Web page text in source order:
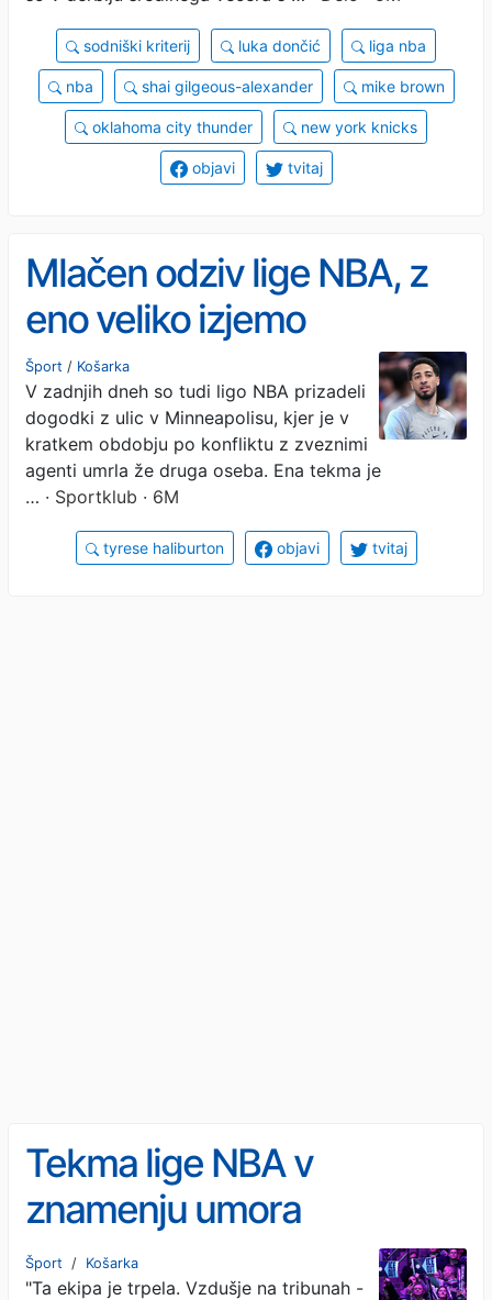
sodniški kriterij luka dončić liga nba
nba shai gilgeous-alexander mike brown
oklahoma city thunder new york knicks
objavi tvitaj
Mlačen odziv lige NBA, z
eno veliko izjemo
Šport / Košarka
V zadnjih dneh so tudi ligo NBA prizadeli
dogodki z ulic v Minneapolisu, kjer je v
kratkem obdobju po konfliktu z zveznimi
agenti umrla že druga oseba. Ena tekma je
… · Sportklub · 6M
tyrese haliburton objavi tvitaj
Tekma lige NBA v
znamenju umora
protestnika
Šport / Košarka
"Ta ekipa je trpela. Vzdušje na tribunah -